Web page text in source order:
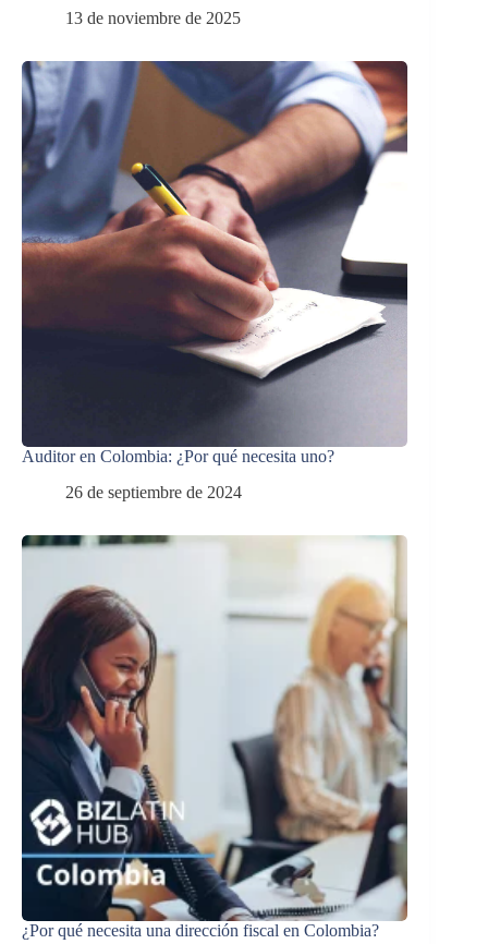
13 de noviembre de 2025
Auditor en Colombia: ¿Por qué necesita uno?
26 de septiembre de 2024
¿Por qué necesita una dirección fiscal en Colombia?